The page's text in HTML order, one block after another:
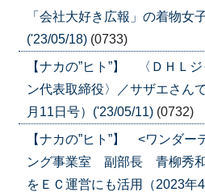
「会社大好き広報」の着物女
('23/05/18) (0733)
【ナカの”ヒト”】 〈ＤＨＬ
ン代表取締役〉／サザエさん
月11日号）('23/05/11) (0732)
【ナカの”ヒト”】 <ワンダ
ング事業室 副部長 青柳秀
をＥＣ運営にも活用（2023年